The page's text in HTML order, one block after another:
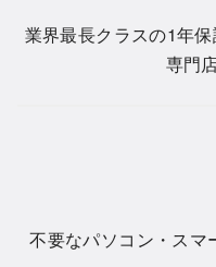
業界最長クラスの1年
専門
不要なパソコン・スマ